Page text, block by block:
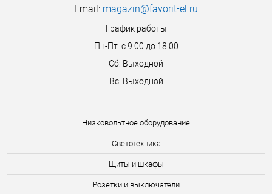
Низковольтное оборудование
Светотехника
Щиты и шкафы
Розетки и выключатели
Email: magazin@favorit-el.ru
График работы
Пн-Пт: с 9:00 до 18:00
Сб: Выходной
Вс: Выходной